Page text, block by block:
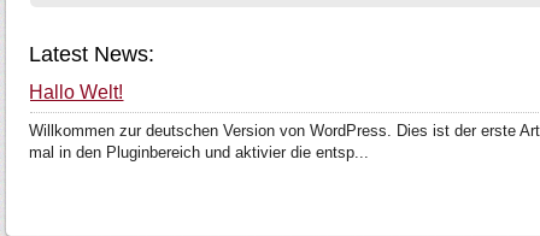
Latest News:
Hallo Welt!
Willkommen zur deutschen Version von WordPress. Dies ist der erste
mal in den Pluginbereich und aktivier die entsp...